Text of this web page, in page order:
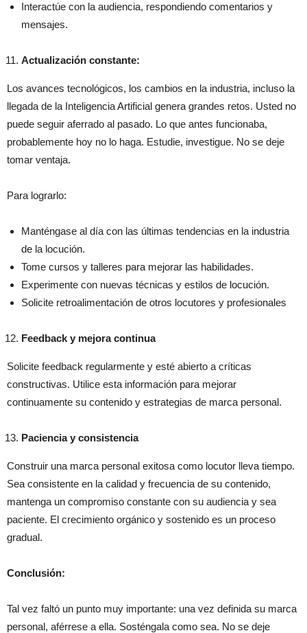
Interactúe con la audiencia, respondiendo comentarios y
mensajes.
Actualización constante:
Los avances tecnológicos, los cambios en la industria, incluso la
llegada de la Inteligencia Artificial genera grandes retos. Usted no
puede seguir aferrado al pasado. Lo que antes funcionaba,
probablemente hoy no lo haga. Estudie, investigue. No se deje
tomar ventaja.
Para lograrlo:
Manténgase al día con las últimas tendencias en la industria
de la locución.
Tome cursos y talleres para mejorar las habilidades.
Experimente con nuevas técnicas y estilos de locución.
Solicite retroalimentación de otros locutores y profesionales
Feedback y mejora continua
Solicite feedback regularmente y esté abierto a críticas
constructivas. Utilice esta información para mejorar
continuamente su contenido y estrategias de marca personal.
Paciencia y consistencia
Construir una marca personal exitosa como locutor lleva tiempo.
Sea consistente en la calidad y frecuencia de su contenido,
mantenga un compromiso constante con su audiencia y sea
paciente. El crecimiento orgánico y sostenido es un proceso
gradual.
Conclusión:
Tal vez faltó un punto muy importante: una vez definida su marca
personal, aférrese a ella. Sosténgala como sea. No se deje